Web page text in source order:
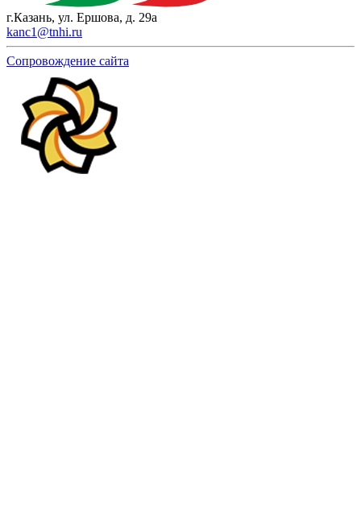
г.Казань, ул. Ершова, д. 29а
kanc1@tnhi.ru
Сопровождение сайта